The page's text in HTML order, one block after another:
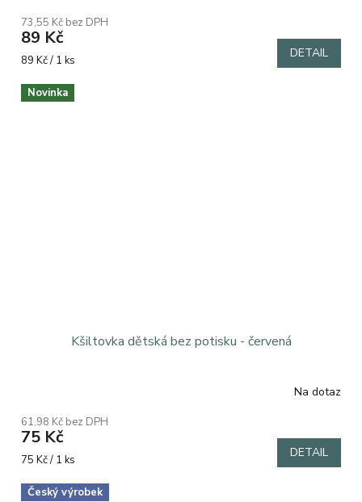
73,55 Kč bez DPH
89 Kč
Měrná
89 Kč / 1 ks DETAIL
Novinka
Kšiltovka dětská bez potisku - červená
Na dotaz
61,98 Kč bez DPH
75 Kč
Měrná
75 Kč / 1 ks DETAIL
Český výrobek